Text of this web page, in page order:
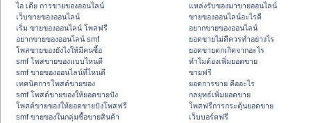
ไอ เดีย การขายของออนไลน์
เว็บขายของออนไลน์
เริ่ม ขายของออนไลน์ โพสฟรี
อยากขายของออนไลน์ smf
โพสขายของยังไงให้มีคนซื้อ
smf โพสขายของแบบไหนดี
smf ขายของออนไลน์ที่ไหนดี
เทคนิคการโพสต์ขายของ
smf โพสต์ขายของให้ยอดขายปัง
โพสต์ขายของให้ยอดขายปังโพสฟรี
smf ขายของในกลุ่มซื้อขายสินค้า
แหล่งรับของมาขายออนไลน์
ขายของออนไลน์อะไรดี
อยากขายของออนไลน์
ยอดขายไม่ดีควรทำอย่างไร
ยอดขายตกเกิดจากอะไร
ทำไมต้องเพิ่มยอดขาย
ขายฟรี
ยอดการขาย คืออะไร
กลยุทธ์เพิ่มยอดขาย
โพสฟรีการกระตุ้นยอดขาย
เว็บบอร์ดฟรี